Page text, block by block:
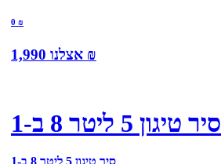
0 ₪
אצלנו 1,990 ₪
סיר טיגון 5 ליטר 8 ב-1